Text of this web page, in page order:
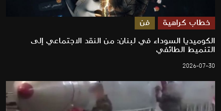
خطاب كراهية فن
الكوميديا السوداء في لبنان: من النقد الاجتماعي إلى
التنميط الطائفي
2026-07-30